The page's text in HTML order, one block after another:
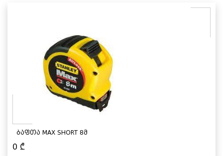
ბაფთა MAX SHORT 8მ
0 ₾